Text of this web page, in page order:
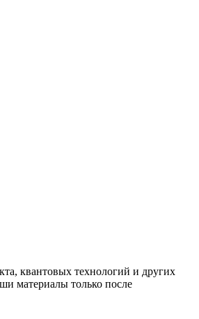
квантовых технологий и других
материалы только после